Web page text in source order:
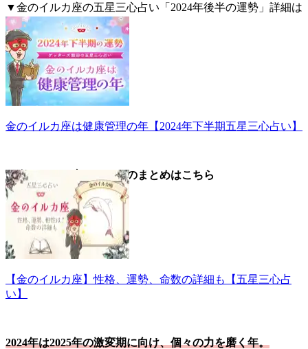
▼金のイルカ座の五星三心占い「2024年後半の運勢」詳細は
こちら。
金のイルカ座は健康管理の年【2024年下半期五星三心占い】
▼金のイルカ座についてのまとめはこちら
【金のイルカ座】性格、運勢、命数の詳細も【五星三心占
い】
2024年は2025年の激変期に向け、個々の力を磨く年。